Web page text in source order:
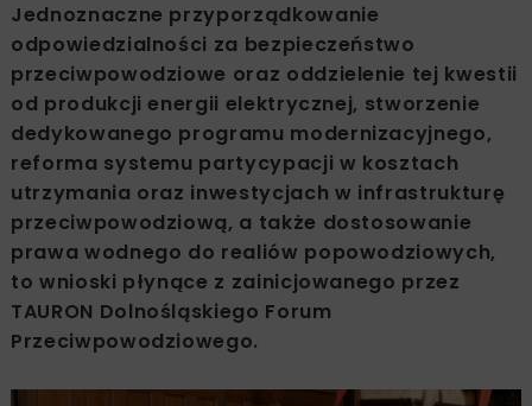
Jednoznaczne przyporządkowanie
odpowiedzialności za bezpieczeństwo
przeciwpowodziowe oraz oddzielenie tej kwestii
od produkcji energii elektrycznej, stworzenie
dedykowanego programu modernizacyjnego,
reforma systemu partycypacji w kosztach
utrzymania oraz inwestycjach w infrastrukturę
przeciwpowodziową, a także dostosowanie
prawa wodnego do realiów popowodziowych,
to wnioski płynące z zainicjowanego przez
TAURON Dolnośląskiego Forum
Przeciwpowodziowego.